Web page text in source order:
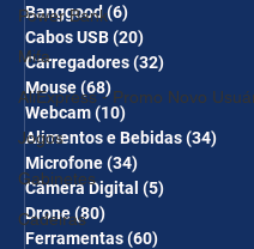
Power Bank
Mifa
AliExpress - Promo Novo
Jogos
Gabinetes
Cadeiras
Banggood(6)
Cabos USB(20)
Carregadores(32)
Mouse(68)68 posts
Webcam(10)
Alimentos e Bebidas(34)
Microfone(34)
Câmera Digital (5)
Drone(80)
Ferramentas(60)